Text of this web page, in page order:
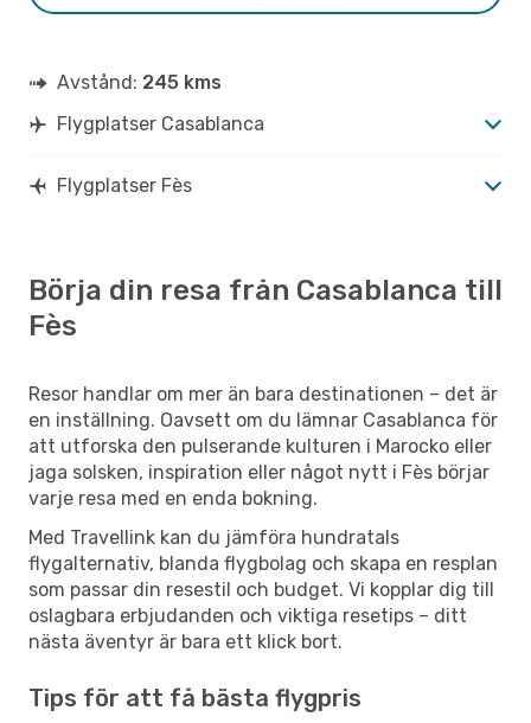
Avstånd: 245 kms
Flygplatser Casablanca
Flygplatser Fès
Börja din resa från Casablanca till
Fès
Resor handlar om mer än bara destinationen – det är
en inställning. Oavsett om du lämnar Casablanca för
att utforska den pulserande kulturen i Marocko eller
jaga solsken, inspiration eller något nytt i Fès börjar
varje resa med en enda bokning.
Med Travellink kan du jämföra hundratals
flygalternativ, blanda flygbolag och skapa en resplan
som passar din resestil och budget. Vi kopplar dig till
oslagbara erbjudanden och viktiga resetips – ditt
nästa äventyr är bara ett klick bort.
Tips för att få bästa flygpris